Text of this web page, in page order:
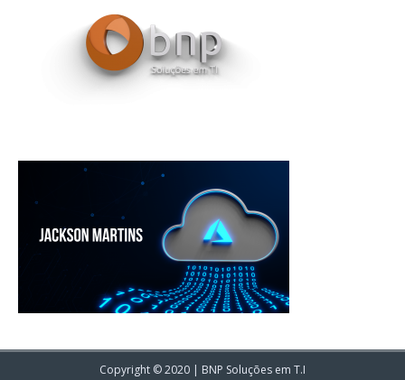
Copyright © 2020 | BNP Soluções em T.I